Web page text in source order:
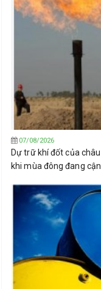
07/08/2026
Dự trữ khí đốt của
khi mùa đông đang